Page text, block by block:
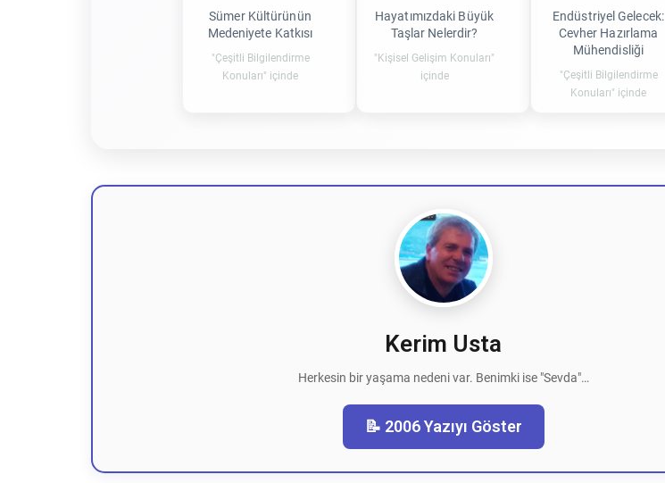
Sümer Kültürünün
Medeniyete Katkısı
"Çeşitli Bilgilendirme
Konuları" içinde
Hayatımızdaki Büyük
Taşlar Nelerdir?
"Kişisel Gelişim Konuları"
içinde
Endüstriyel Gelecek:
Cevher Hazırlama
Mühendisliği
"Çeşitli Bilgilendirme
Konuları" içinde
Kerim Usta
Herkesin bir yaşama nedeni var. Benimki ise "Sevda"…
📝 2006 Yazıyı Göster